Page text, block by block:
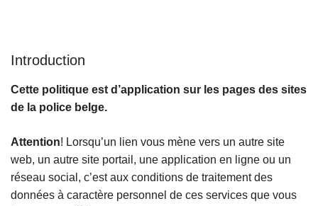
Introduction
Cette politique est d’application sur les pages des sites
de la police belge.
Attention! Lorsqu’un lien vous mène vers un autre site
web, un autre site portail, une application en ligne ou un
réseau social, c’est aux conditions de traitement des
données à caractère personnel de ces services que vous